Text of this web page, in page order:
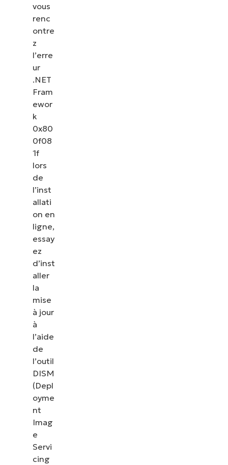
vous
renc
ontre
z
l’erre
ur
.NET
Fram
ewor
k
0x80
0f08
1f
lors
de
l’inst
allati
on en
ligne,
essay
ez
d’inst
aller
la
mise
à jour
à
l’aide
de
l’outil
DISM
(Depl
oyme
nt
Imag
e
Servi
cing
Voir NinjaOne en action
Parcourez nos démonstrations à la demande pour
découvrir comment NinjaOne simplifie les tâches